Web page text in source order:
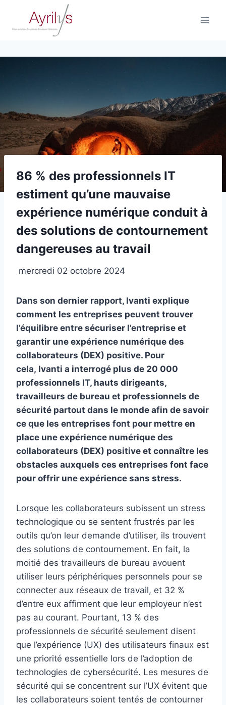
contenu
86 % des professionnels IT
estiment qu’une mauvaise
expérience numérique conduit à
des solutions de contournement
dangereuses au travail
mercredi 02 octobre 2024
Dans son dernier rapport, Ivanti explique
comment les entreprises peuvent trouver
l’équilibre entre sécuriser l’entreprise et
garantir une expérience numérique des
collaborateurs (DEX) positive. Pour
cela, Ivanti a interrogé plus de 20 000
professionnels IT, hauts dirigeants,
travailleurs de bureau et professionnels de
sécurité partout dans le monde afin de savoir
ce que les entreprises font pour mettre en
place une expérience numérique des
collaborateurs (DEX) positive et connaître les
obstacles auxquels ces entreprises font face
pour offrir une expérience sans stress.
Lorsque les collaborateurs subissent un stress
technologique ou se sentent frustrés par les
outils qu’on leur demande d’utiliser, ils trouvent
des solutions de contournement. En fait, la
moitié des travailleurs de bureau avouent
utiliser leurs périphériques personnels pour se
connecter aux réseaux de travail, et 32 %
d’entre eux affirment que leur employeur n’est
pas au courant. Pourtant, 13 % des
professionnels de sécurité seulement disent
que l’expérience (UX) des utilisateurs finaux est
une priorité essentielle lors de l’adoption de
technologies de cybersécurité. Les mesures de
sécurité qui se concentrent sur l’UX évitent que
les collaborateurs soient tentés de contourner